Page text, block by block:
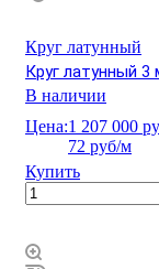
Круг латунный
Круг латунный
В наличии
Цена:1 207 000
72 руб/м
Купить